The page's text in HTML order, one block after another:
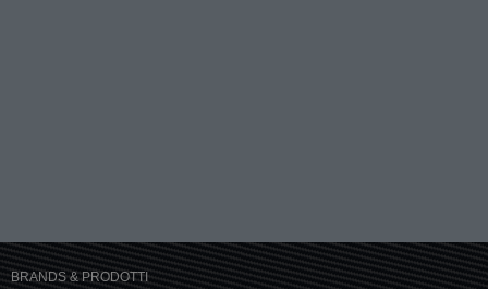
BRANDS & PRODOTTI